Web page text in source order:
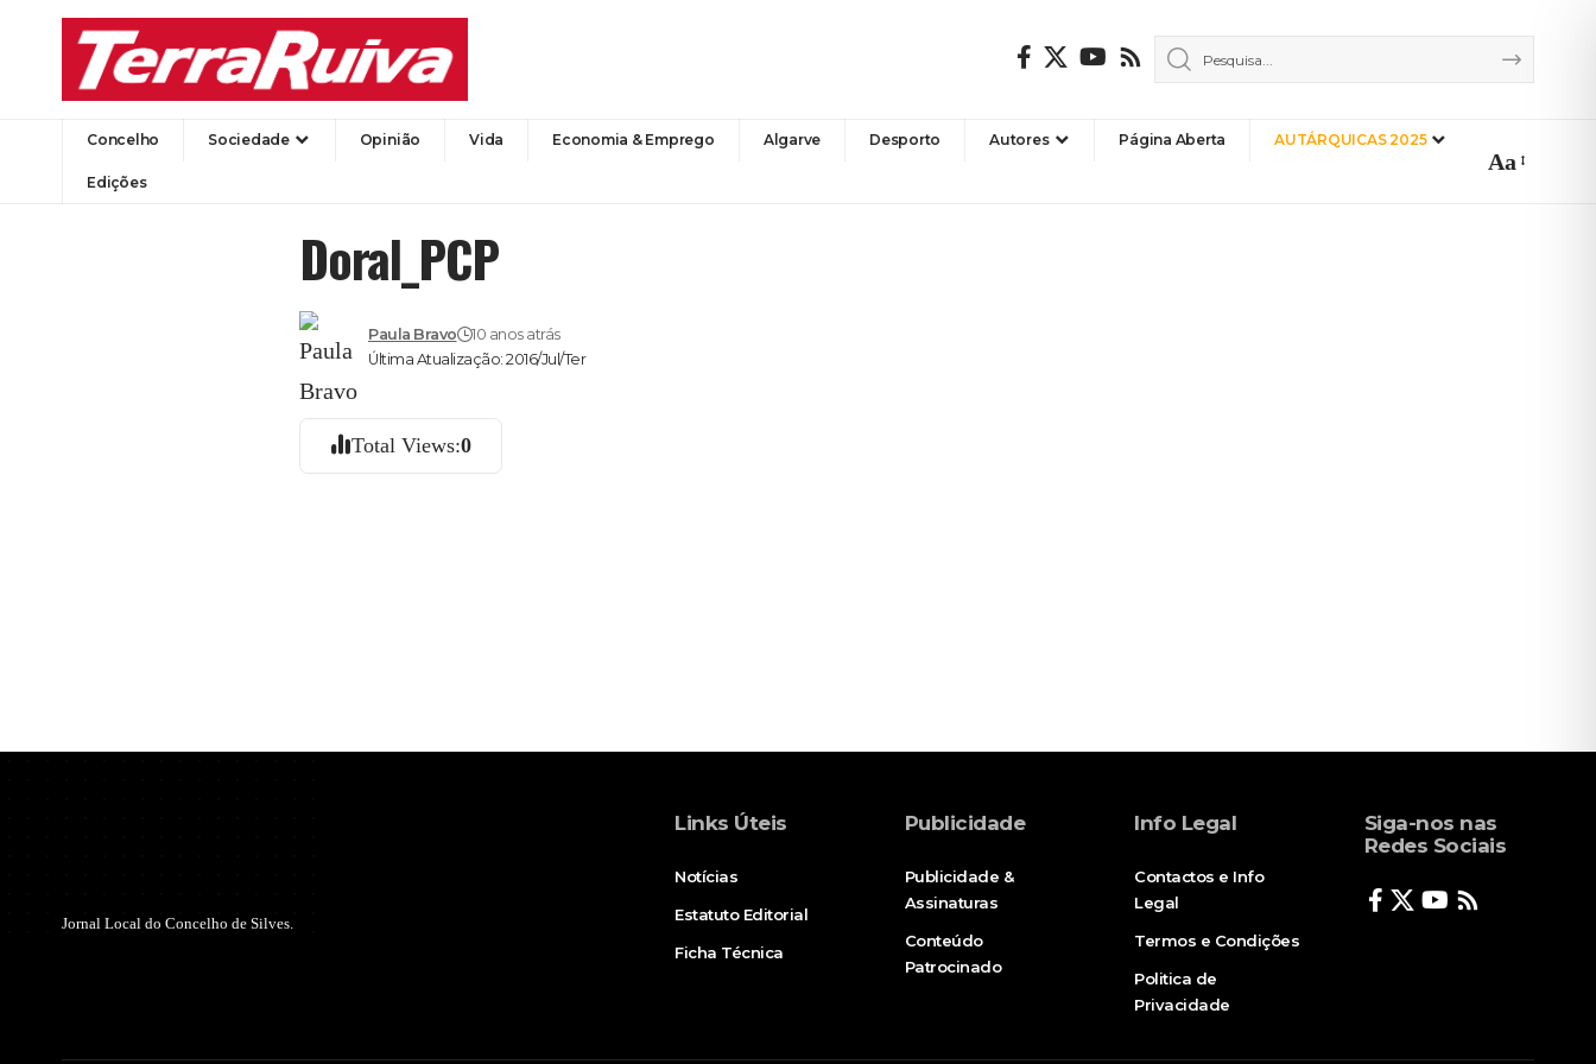
Concelho Sociedade Opinião Vida Economia & Emprego Algarve Desporto Autores Página Aberta AUTÁRQUICAS 2025
Edições
Aa
Doral_PCP
Última Atualização: 2016/Jul/Ter
Paula Bravo 10 anos atrás
Total Views:0
Jornal Local do Concelho de Silves.
Links Úteis
Notícias
Estatuto Editorial
Ficha Técnica
Publicidade
Publicidade &
Assinaturas
Conteúdo
Patrocinado
Info Legal
Contactos e Info
Legal
Termos e Condições
Politica de
Privacidade
Siga-nos nas
Redes Sociais